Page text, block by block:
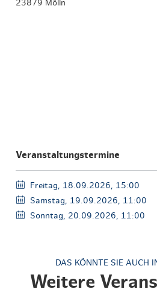
23879 Mölln
Veranstaltungstermine
Freitag, 18.09.2026, 15:00
Samstag, 19.09.2026, 11:00
Sonntag, 20.09.2026, 11:00
DAS KÖNNTE SIE AUCH
Weitere